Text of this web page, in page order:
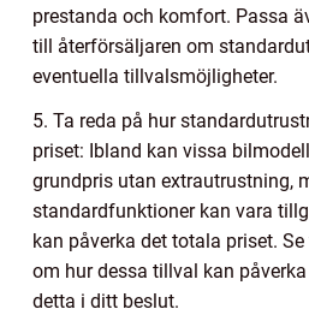
prestanda och komfort. Passa
till återförsäljaren om
eventuella tillvalsmöjligheter.
5. Ta reda på hur
priset: Ibland kan vissa
grundpris utan extrautrustning,
standardfunktioner kan vara
kan påverka det totala priset.
om hur dessa tillval kan
detta i ditt beslut.